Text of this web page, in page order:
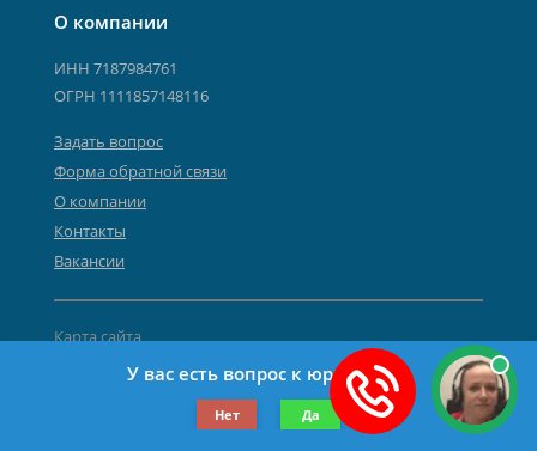
О компании
ИНН 7187984761
ОГРН 1111857148116
Задать вопрос
Форма обратной связи
О компании
Контакты
Вакансии
©2019-2026 Все права защищены.
Карта сайта
Политика персональных данных
У вас есть вопрос к юристу?
Нет Да